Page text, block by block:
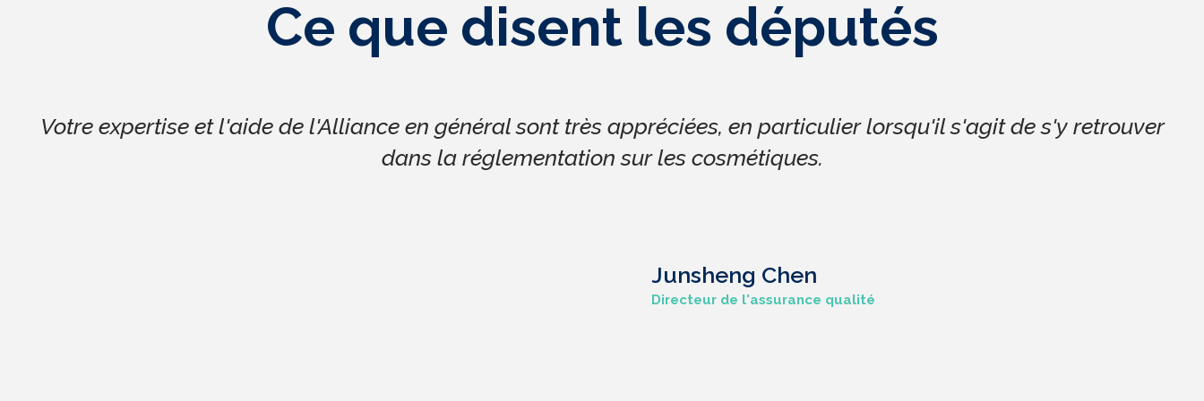
Ce que disent les députés
Votre expertise et l'aide de l'Alliance en général sont très appréciées, en particulier lorsqu'il s'agit de s'y retrouver
dans la réglementation sur les cosmétiques.
Junsheng Chen
Directeur de l'assurance qualité